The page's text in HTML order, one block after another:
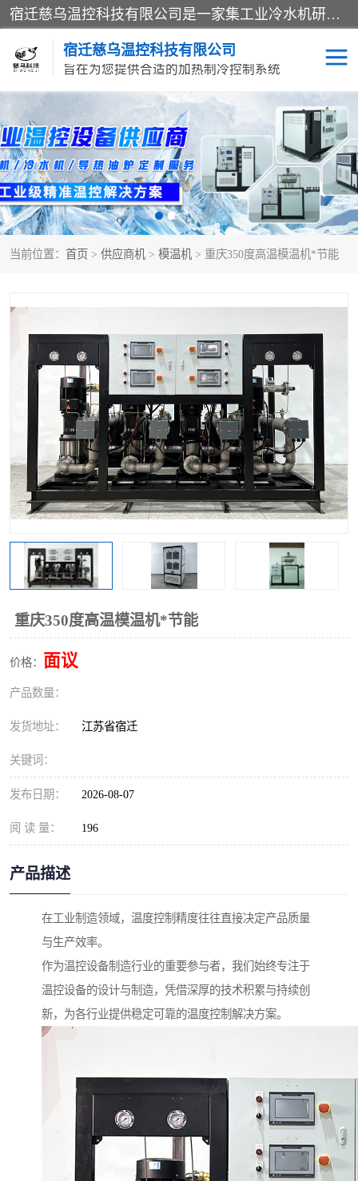
宿迁慈乌温控科技有限公司是一家集工业冷水机研发、制造、营销、服务于一体的技术生产型企业，经营范围包括：冷水机、螺杆式冷水机组、工业冷水机、水冷式冷水机、风冷式冷水机组、风冷螺杆式冷冻机组、冷冻机、注塑专用冷水机、混泥土专用冷水机、低温防爆冷水机组等。专业温控设备供应商 模温机/冷水机/导热油炉定制服务等
宿迁慈乌温控科技有限公司
旨在为您提供合适的加热制冷控制系统
当前位置： 首页 > 供应商机 > 模温机 > 重庆350度高温模温机*节能
重庆350度高温模温机*节能
价格： 面议
产品数量：
发货地址： 江苏省宿迁
关键词：
发布日期： 2026-08-07
阅 读 量： 196
产品描述
在工业制造领域，温度控制精度往往直接决定产品质量
与生产效率。
作为温控设备制造行业的重要参与者，我们始终专注于
温控设备的设计与制造，凭借深厚的技术积累与持续创
新，为各行业提供稳定可靠的温度控制解决方案。
冷水机 模温机
导热油加热器